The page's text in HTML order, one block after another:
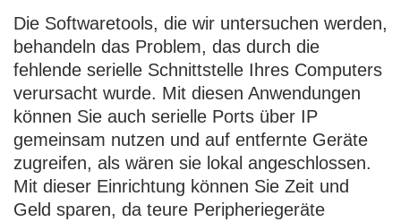
Die Softwaretools, die wir untersuchen werden,
behandeln das Problem, das durch die
fehlende serielle Schnittstelle Ihres Computers
verursacht wurde. Mit diesen Anwendungen
können Sie auch serielle Ports über IP
gemeinsam nutzen und auf entfernte Geräte
zugreifen, als wären sie lokal angeschlossen.
Mit dieser Einrichtung können Sie Zeit und
Geld sparen, da teure Peripheriegeräte